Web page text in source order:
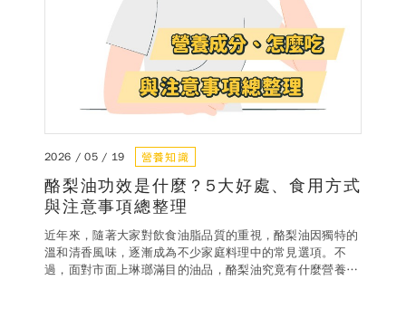
2026 / 05 / 19 營養知識
酪梨油功效是什麼？5大好處、食用方式
與注意事項總整理
近年來，隨著大家對飲食油脂品質的重視，酪梨油因獨特的
溫和清香風味，逐漸成為不少家庭料理中的常見選項。不
過，面對市面上琳瑯滿目的油品，酪梨油究竟有什麼營養特